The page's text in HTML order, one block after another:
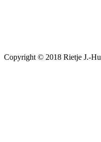
Copyright © 2018 Rietje J.-